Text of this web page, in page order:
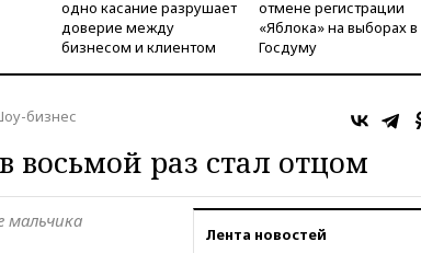
одно касание разрушает
доверие между
бизнесом и клиентом
отмене регистрации
«Яблока» на выборах в
Госдуму
бизнес
восьмой раз стал отцом
Лента новостей
мальчика